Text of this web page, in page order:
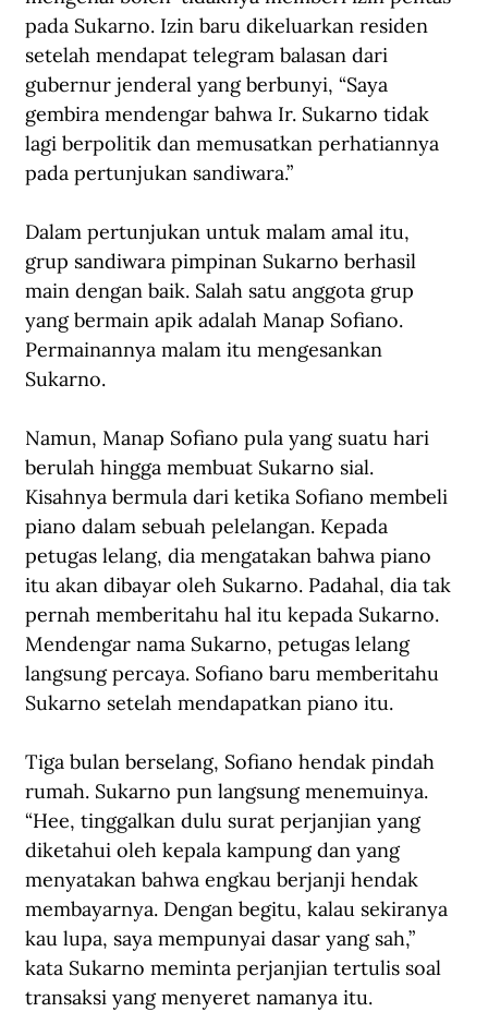
pada Sukarno. Izin baru dikeluarkan residen
setelah mendapat telegram balasan dari
gubernur jenderal yang berbunyi, “Saya
gembira mendengar bahwa Ir. Sukarno tidak
lagi berpolitik dan memusatkan perhatiannya
pada pertunjukan sandiwara.”
Dalam pertunjukan untuk malam amal itu,
grup sandiwara pimpinan Sukarno berhasil
main dengan baik. Salah satu anggota grup
yang bermain apik adalah Manap Sofiano.
Permainannya malam itu mengesankan
Sukarno.
Namun, Manap Sofiano pula yang suatu hari
berulah hingga membuat Sukarno sial.
Kisahnya bermula dari ketika Sofiano membeli
piano dalam sebuah pelelangan. Kepada
petugas lelang, dia mengatakan bahwa piano
itu akan dibayar oleh Sukarno. Padahal, dia tak
pernah memberitahu hal itu kepada Sukarno.
Mendengar nama Sukarno, petugas lelang
langsung percaya. Sofiano baru memberitahu
Sukarno setelah mendapatkan piano itu.
Tiga bulan berselang, Sofiano hendak pindah
rumah. Sukarno pun langsung menemuinya.
“Hee, tinggalkan dulu surat perjanjian yang
diketahui oleh kepala kampung dan yang
menyatakan bahwa engkau berjanji hendak
membayarnya. Dengan begitu, kalau sekiranya
kau lupa, saya mempunyai dasar yang sah,”
kata Sukarno meminta perjanjian tertulis soal
transaksi yang menyeret namanya itu.